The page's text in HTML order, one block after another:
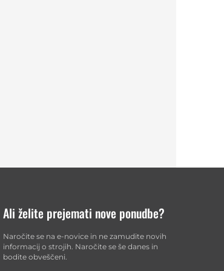
Ali želite prejemati nove ponudbe?
Naročite se na e-novice in ne zamudite novih
informacij o strojih. Naročite se še danes in
bodite obveščeni.